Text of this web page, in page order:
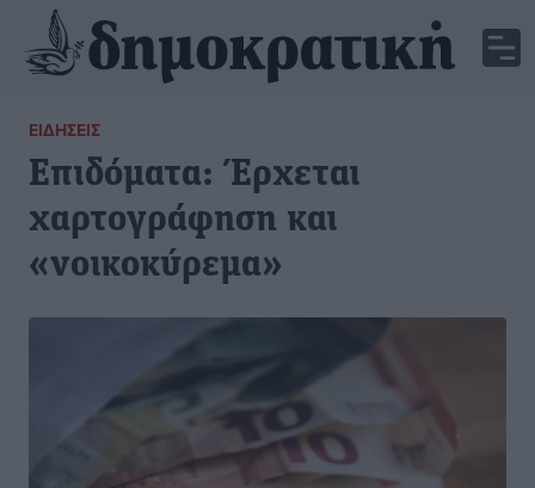
ΕΙΔΉΣΕΙΣ
Επιδόματα: Έρχεται
χαρτογράφηση και
«νοικοκύρεμα»